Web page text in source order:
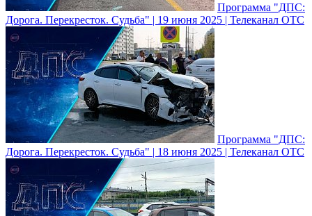
Программа "ДПС:
Дорога. Перекресток. Судьба" | 19 июня 2025 | Телеканал ОТС
Программа "ДПС:
Дорога. Перекресток. Судьба" | 18 июня 2025 | Телеканал ОТС